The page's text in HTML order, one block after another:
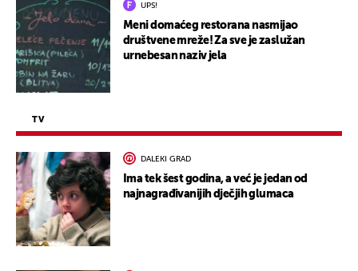
UPS!
Meni domaćeg restorana nasmijao
društvene mreže! Za sve je zaslužan
urnebesan naziv jela
TV
DALEKI GRAD
Ima tek šest godina, a već je jedan od
najnagrađivanijih dječjih glumaca